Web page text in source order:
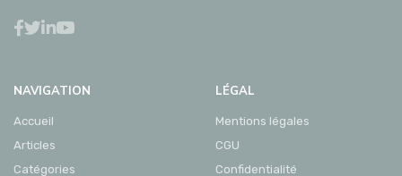
NAVIGATION
Accueil
Articles
Catégories
LÉGAL
Mentions légales
CGU
Confidentialité